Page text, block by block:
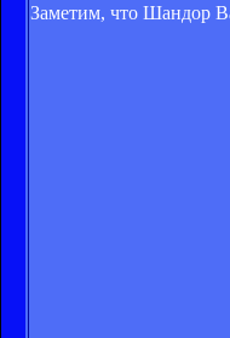
Заметим, что Шандор